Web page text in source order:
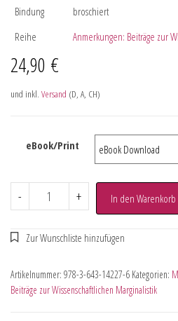
Bindung
broschiert
Reihe
Anmerkungen: Beiträge zur
24,90 €
und inkl. Versand (D, A, CH)
eBook/Print
- + In den Warenkorb
Artikelnummer: 978-3-643-14227-6 Kategorien:
Beiträge zur Wissenschaftlichen Marginalistik